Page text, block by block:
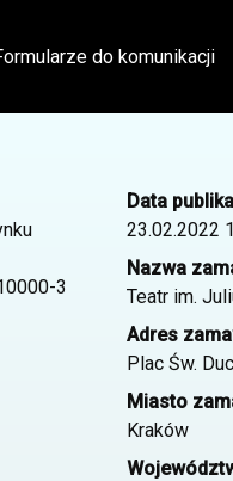
do komunikacji
3
Data
23.02.2022
Nazwa
Teatr im.
Adres
Plac Św.
Miasto
Kraków